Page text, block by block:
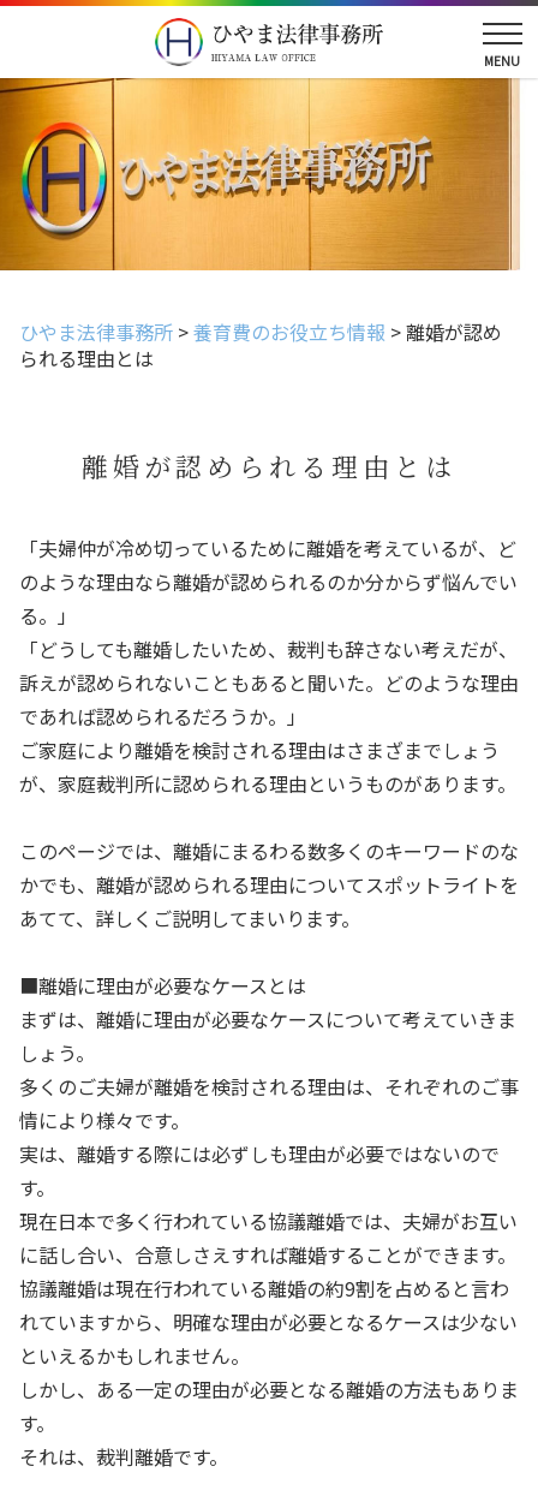
ひやま法律事務所 >養育費のお役立ち情報 >離婚が認め
られる理由とは
離婚が認められる理由とは
「夫婦仲が冷め切っているために離婚を考えているが、ど
のような理由なら離婚が認められるのか分からず悩んでい
る。」
「どうしても離婚したいため、裁判も辞さない考えだが、
訴えが認められないこともあると聞いた。どのような理由
であれば認められるだろうか。」
ご家庭により離婚を検討される理由はさまざまでしょう
が、家庭裁判所に認められる理由というものがあります。
このページでは、離婚にまるわる数多くのキーワードのな
かでも、離婚が認められる理由についてスポットライトを
あてて、詳しくご説明してまいります。
■離婚に理由が必要なケースとは
まずは、離婚に理由が必要なケースについて考えていきま
しょう。
多くのご夫婦が離婚を検討される理由は、それぞれのご事
情により様々です。
実は、離婚する際には必ずしも理由が必要ではないので
す。
現在日本で多く行われている協議離婚では、夫婦がお互い
に話し合い、合意しさえすれば離婚することができます。
協議離婚は現在行われている離婚の約9割を占めると言わ
れていますから、明確な理由が必要となるケースは少ない
といえるかもしれません。
しかし、ある一定の理由が必要となる離婚の方法もありま
す。
それは、裁判離婚です。